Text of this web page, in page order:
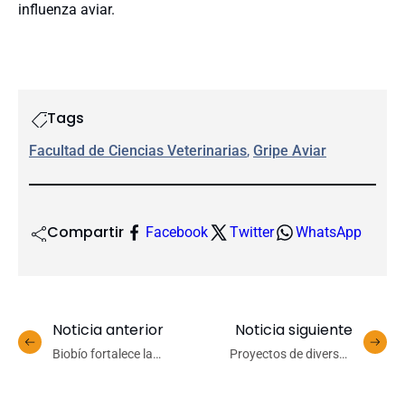
influenza aviar.
Tags
Facultad de Ciencias Veterinarias, Gripe Aviar
Compartir Facebook Twitter WhatsApp
Noticia anterior
Biobío fortalece la
Noticia siguiente
Proyectos de diversas